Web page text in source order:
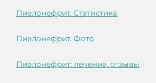
Пиелонефрит. Статистика
Пиелонефрит. Фото
Пиелонефрит: лечение, отзывы